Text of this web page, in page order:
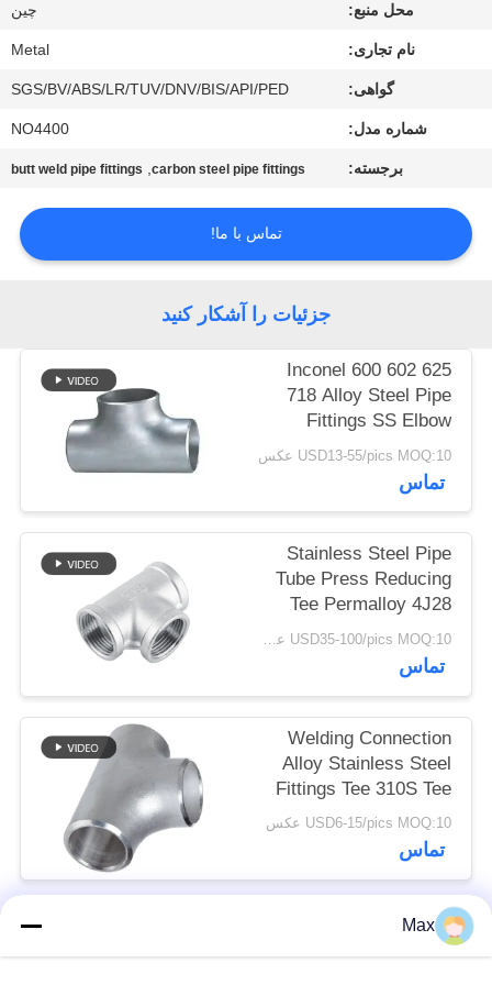
کیفیت
تماس
بگیرید
موارد
نقشه
سایت
PRIVACY
POLICY
محل منبع: چين
نام تجاری: Metal
گواهی: SGS/BV/ABS/LR/TUV/DNV/BIS/API/PED
شماره مدل: NO4400
برجسته: carbon steel pipe fittings
,
butt weld pipe fittings
تماس با ما!
جزئیات را آشکار کنید
Inconel 600 602 625
718 Alloy Steel Pipe
Fittings SS Elbow
Reducer Tee Cap
USD13-55/pics MOQ:10 عکس
تماس
Stainless Steel Pipe
Tube Press Reducing
Tee Permalloy 4J28
Tee SGS Certification USD35-100/pics MOQ:10 عکس
تماس
Welding Connection
Alloy Stainless Steel
Fittings Tee 310S Tee
Round Head Code
USD6-15/pics MOQ:10 عکس
تماس
دسته بندی های محبوب
Max